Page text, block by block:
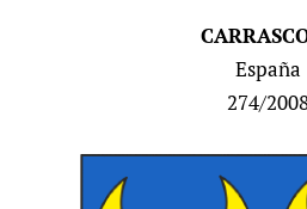
España
274/